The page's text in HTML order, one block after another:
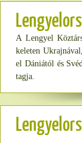
A Lengyel
keleten
el Dániától és
tagja.